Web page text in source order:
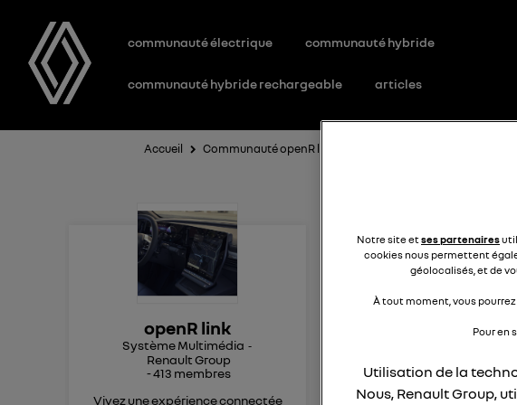
communauté électrique communauté hybride
communauté hybride rechargeable articles
Accueil Communauté openR link
openR link
Système Multimédia
Renault Group
-413 membres
Vivez une expérience connectée
Pré
Caroline
Bonjour ,
je n arrive pas à
fait…. Pas de
klaxonne pour
Notre site etses partenaires
cookies nous permettent
géolocalisés, et de
À tout moment, vous
Pour en
Utilisation de la
Nous, Renault Group,